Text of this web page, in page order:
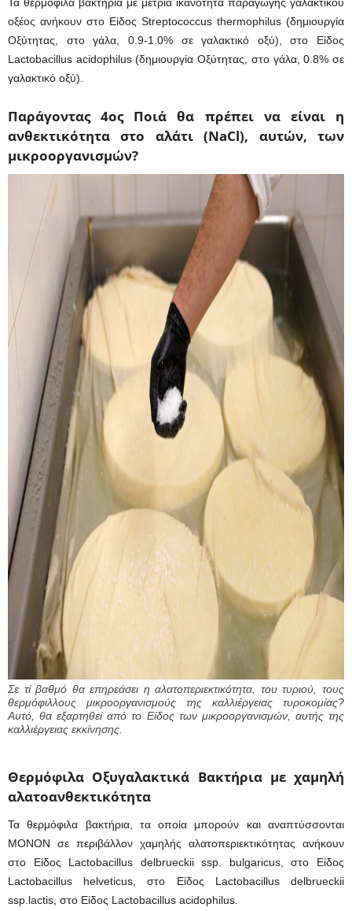
οξέος ανήκουν στο Είδος Streptococcus thermophilus (δημιουργία
Οξύτητας, στο γάλα, 0.9-1.0% σε γαλακτικό οξύ), στο Είδος
Lactobacillus acidophilus (δημιουργία Οξύτητας, στο γάλα, 0.8% σε
γαλακτικό οξύ).
Παράγοντας 4ος Ποιά θα πρέπει να είναι η
ανθεκτικότητα στο αλάτι (NaCl), αυτών, των
μικροοργανισμών?
Σε τί βαθμό θα επηρεάσει η αλατοπεριεκτικότητα, του τυριού, τους
θερμόφιλλους μικροοργανισμούς της καλλιέργειας τυροκομίας?
Αυτό, θα εξαρτηθεί από το Είδος των μικροοργανισμών, αυτής της
καλλιέργειας εκκίνησης.
Θερμόφιλα Οξυγαλακτικά Βακτήρια με χαμηλή
αλατοανθεκτικότητα
Τα θερμόφιλα βακτήρια, τα οποία μπορούν και αναπτύσσονται
ΜΟΝΟΝ σε περιβάλλον χαμηλής αλατοπεριεκτικότητας ανήκουν
στο Είδος Lactobacillus delbrueckii ssp. bulgaricus, στο Είδος
Lactobacillus helveticus, στο Είδος Lactobacillus delbrueckii
ssp.lactis, στο Είδος Lactobacillus acidophilus.